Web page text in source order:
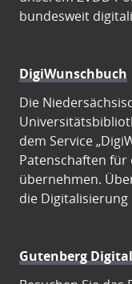
bundesweit
DigiWunschbuch
Die
dem Service
Patenschaften für
übernehmen.
die Digitalisierung
Gutenberg Digital